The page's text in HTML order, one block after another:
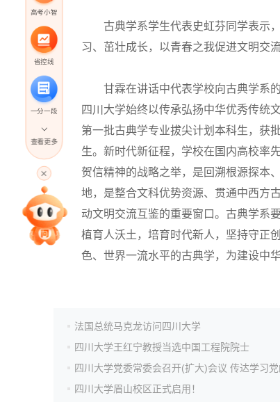
古典学系学生代表史虹芬同学表示，
习、茁壮成长，以青春之我促进文明交流
甘霖在讲话中代表学校向古典学系的
四川大学始终以传承弘扬中华优秀传统
第一批古典学专业拔尖计划本科生，获
生。新时代新征程，学校在国内高校率
贺信精神的战略之举，是回溯根源探本
地，是整合文科优势资源、贯通中西方
动文明交流互鉴的重要窗口。古典学系
植育人沃土，培育时代新人，坚持守正
色、世界一流水平的古典学，为建设中
法国总统马克龙访问四川大学
四川大学王红宁教授当选中国工程院院士
四川大学眉山校区正式启用！
高考小智
省控线
一分一段
高考直播
专家指导课
查看更多